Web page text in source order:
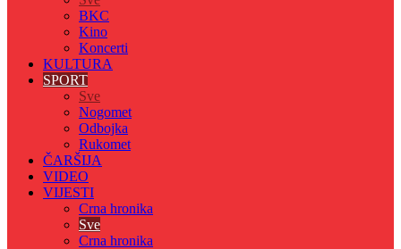
BKC
Kino
Koncerti
KULTURA
SPORT
Sve
Nogomet
Odbojka
Rukomet
ČARŠIJA
VIDEO
VIJESTI
Crna hronika
Sve
Crna hronika